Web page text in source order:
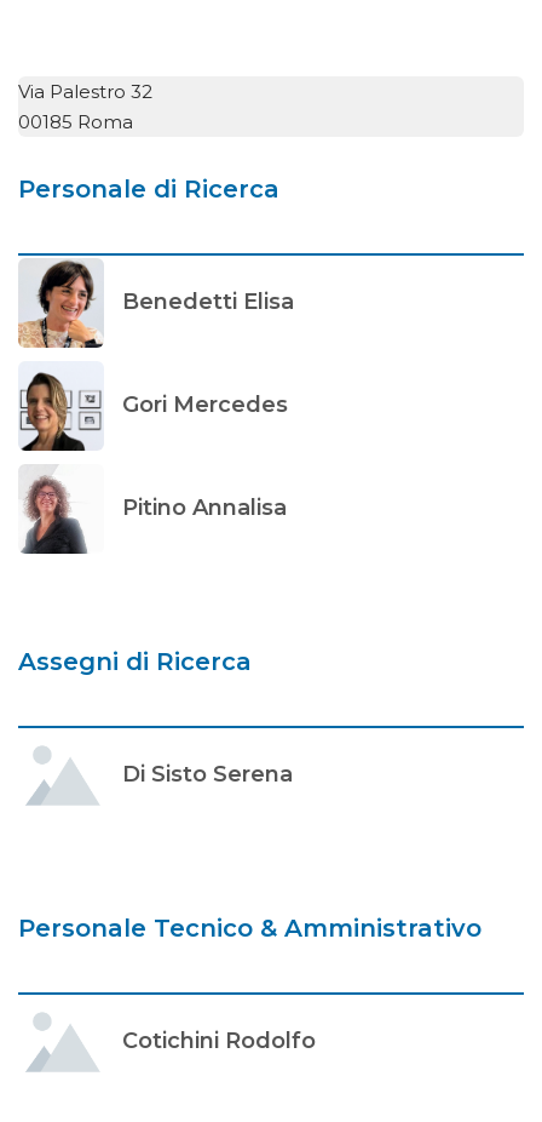
Via Palestro 32
00185 Roma
Personale di Ricerca
Benedetti Elisa
Gori Mercedes
Pitino Annalisa
Assegni di Ricerca
Di Sisto Serena
Personale Tecnico & Amministrativo
Cotichini Rodolfo